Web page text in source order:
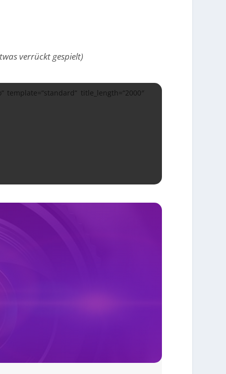
verrückt gespielt)
template=“standard“ title_length=“2000″